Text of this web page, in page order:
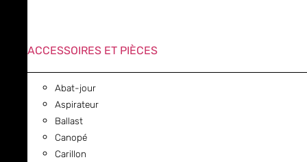
ACCESSOIRES ET PIÈCES
Abat-jour
Aspirateur
Ballast
Canopé
Carillon